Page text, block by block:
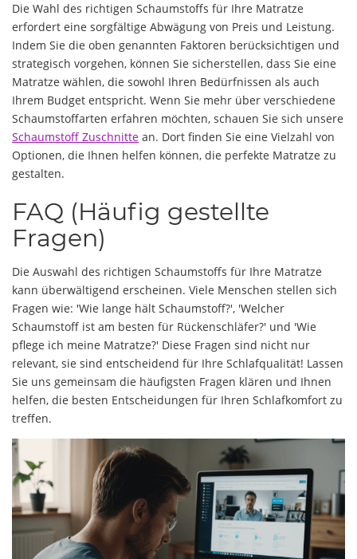
Die Wahl des richtigen Schaumstoffs für Ihre Matratze
erfordert eine sorgfältige Abwägung von Preis und Leistung.
Indem Sie die oben genannten Faktoren berücksichtigen und
strategisch vorgehen, können Sie sicherstellen, dass Sie eine
Matratze wählen, die sowohl Ihren Bedürfnissen als auch
Ihrem Budget entspricht. Wenn Sie mehr über verschiedene
Schaumstoffarten erfahren möchten, schauen Sie sich unsere
Schaumstoff Zuschnitte an. Dort finden Sie eine Vielzahl von
Optionen, die Ihnen helfen können, die perfekte Matratze zu
gestalten.
FAQ (Häufig gestellte
Fragen)
Die Auswahl des richtigen Schaumstoffs für Ihre Matratze
kann überwältigend erscheinen. Viele Menschen stellen sich
Fragen wie: 'Wie lange hält Schaumstoff?', 'Welcher
Schaumstoff ist am besten für Rückenschläfer?' und 'Wie
pflege ich meine Matratze?' Diese Fragen sind nicht nur
relevant, sie sind entscheidend für Ihre Schlafqualität! Lassen
Sie uns gemeinsam die häufigsten Fragen klären und Ihnen
helfen, die besten Entscheidungen für Ihren Schlafkomfort zu
treffen.